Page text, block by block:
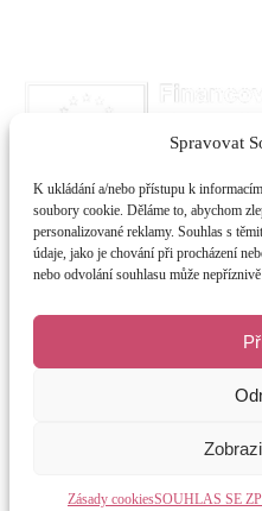
Spravovat
K ukládání a/nebo přístupu k
soubory cookie. Děláme to, abychom
personalizované reklamy. Souhlas s
údaje, jako je chování při procházení
nebo odvolání souhlasu může
Zásady cookiesSOUHLAS SE
Jemné zrození, s.r.o. © 2026